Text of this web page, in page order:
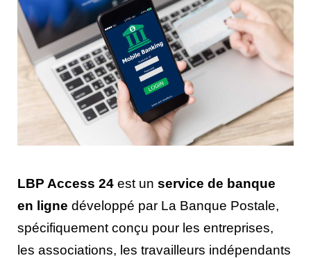
LBP Access 24 est un service de banque
en ligne développé par La Banque Postale,
spécifiquement conçu pour les entreprises,
les associations, les travailleurs indépendants